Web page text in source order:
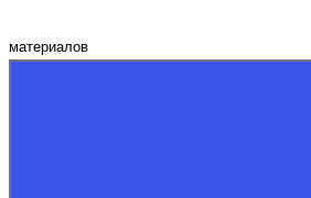
материалов